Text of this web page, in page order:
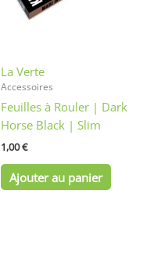
La Verte
Accessoires
Feuilles à Rouler | Dark
Horse Black | Slim
1,00€
Ajouter au panier